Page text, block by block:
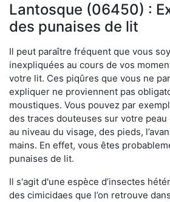
Lantosque (06450) :
des punaises de lit
Il peut paraître fréquent que vous
inexpliquées au cours de vos
votre lit. Ces piqûres que vous ne
expliquer ne proviennent pas
moustiques. Vous pouvez par
des traces douteuses sur votre
au niveau du visage, des pieds,
mains. En effet, vous êtes
punaises de lit.
Il s'agit d'une espèce d’insectes
des cimicidaes que l’on retrouve